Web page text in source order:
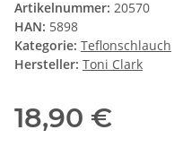
Artikelnummer: 20570
HAN: 5898
Kategorie: Teflonschlauch
Hersteller: Toni Clark
18,90 €